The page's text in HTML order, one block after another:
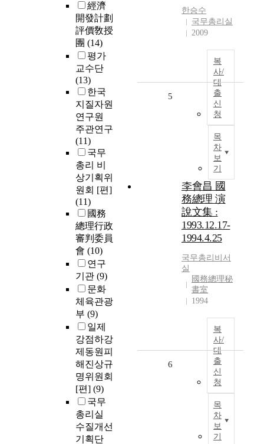
經濟
開發計劃
評價敎授
團 (14)
평가
교수단
(13)
한국
지질자원
연구원
주관연구
(11)
국무
총리 비
상기획위
원회 [편]
(11)
國務
總理行政
審判委員
會 (10)
연구
기관 (9)
문화
체육관광
부 (9)
일제
강점하강
제동원피
해진상규
명위원회
[편] (9)
국무
총리실
수질개선
기획단
한승수
국무총리실
2009
복
사/
대
출
신
청
목
차
보
기
5
李會昌 國
務總理 演
說文集 :
1993.12.17-
1994.4.25
국무총리비서
실
國務總理秘
書室
1994
복
사/
대
출
신
청
목
차
보
기
6